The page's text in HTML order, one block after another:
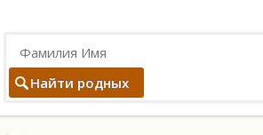
Найти родных